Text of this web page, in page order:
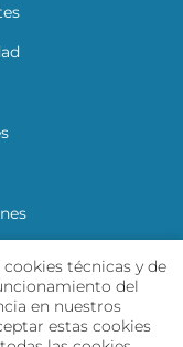
técnicas y de
del
en nuestros
estas cookies